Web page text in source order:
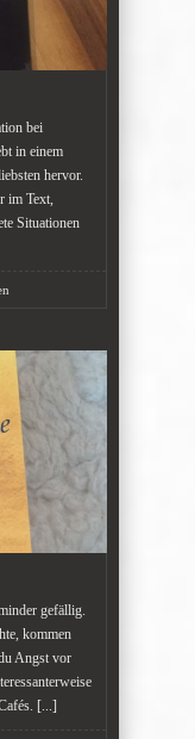
bei
in einem
hervor.
im Text,
Situationen
gefällig.
kommen
Angst vor
[...]